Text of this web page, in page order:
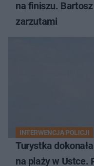
na finiszu.
zarzutami
INTERWENCJA POLICJI
Turystka
na plaży w Ustce.